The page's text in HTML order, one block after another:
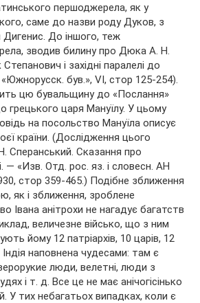
першоджерела, як у
саме до назви роду Дуков, з
Дигенис. До іншого, теж
зводив билину про Дюка А. Н.
і західні паралелі до
був.», VI, стор 125-254).
цю бувальщину до «Послання»
грецького царя Мануїлу. У цьому
на посольство Мануїла описує
країни. (Дослідження цього
Сперанський. Сказання про
— «Изв. Отд. рос. яз. і словесн. АН
стор 359-465.) Подібне зближення
як і зближення, зроблене
Івана анітрохи не нагадує багатств
величезне військо, що з ним
йому 12 патріархів, 10 царів, 12
наповнена чудесами: там є
люди, велетні, люди з
і т. д. Все це не має анічогісінько
У тих небагатьох випадках, коли є